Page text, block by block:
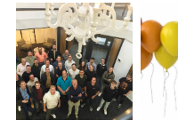
Modern Workplace
Cyber security
AI
Podcasts
Vacatures
ISO 27001
IT Scan
Contact
Support